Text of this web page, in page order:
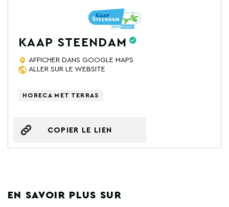
KAAP STEENDAM
AFFICHER DANS GOOGLE MAPS
ALLER SUR LE WEBSITE
HORECA MET TERRAS
COPIER LE LIEN
EN SAVOIR PLUS SUR